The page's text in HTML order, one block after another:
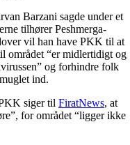
Barzani sagde under et
tilhører Peshmerga-
vil han have PKK til at
området “er midlertidigt og
og forhindre folk
ind.
siger til FiratNews, at
for området “ligger ikke